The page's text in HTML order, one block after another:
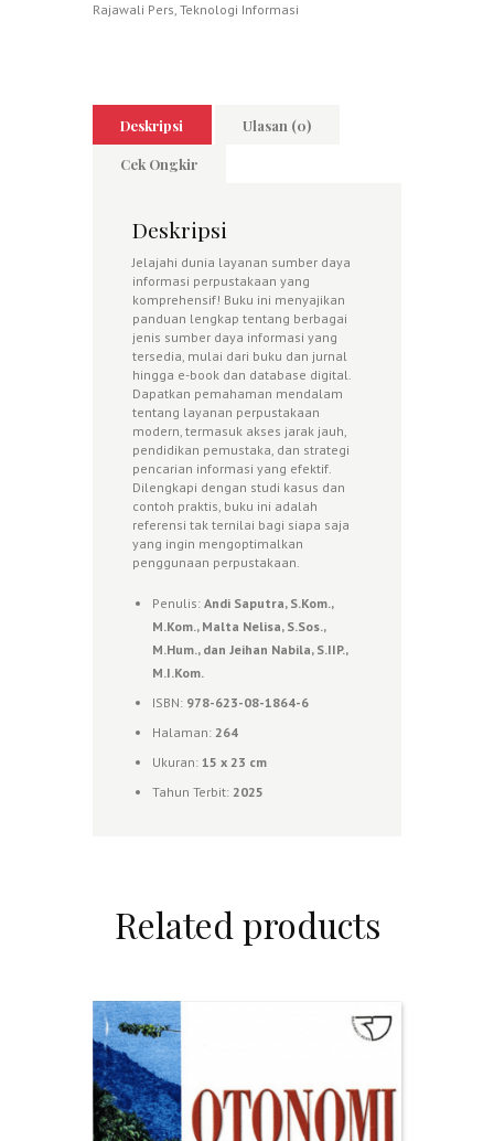
Rajawali Pers, Teknologi Informasi
Deskripsi Ulasan (0)
Cek Ongkir
Deskripsi
Jelajahi dunia layanan sumber daya
informasi perpustakaan yang
komprehensif! Buku ini menyajikan
panduan lengkap tentang berbagai
jenis sumber daya informasi yang
tersedia, mulai dari buku dan jurnal
hingga e-book dan database digital.
Dapatkan pemahaman mendalam
tentang layanan perpustakaan
modern, termasuk akses jarak jauh,
pendidikan pemustaka, dan strategi
pencarian informasi yang efektif.
Dilengkapi dengan studi kasus dan
contoh praktis, buku ini adalah
referensi tak ternilai bagi siapa saja
yang ingin mengoptimalkan
penggunaan perpustakaan.
Penulis: Andi Saputra, S.Kom.,
M.Kom., Malta Nelisa, S.Sos.,
M.Hum., dan Jeihan Nabila, S.IIP.,
M.I.Kom.
ISBN: 978-623-08-1864-6
Halaman: 264
Ukuran: 15 x 23 cm
Tahun Terbit: 2025
Related products